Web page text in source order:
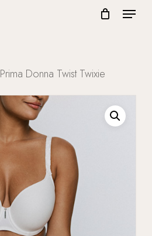
Menu
Prima Donna Twist Twixie